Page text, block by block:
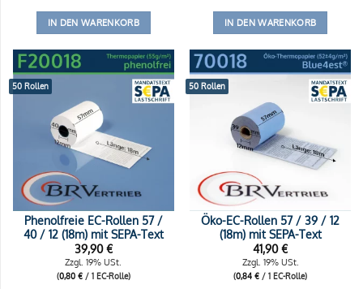
IN DEN WARENKORB IN DEN WARENKORB
50 Rollen
Phenolfreie EC-Rollen 57 /
40 / 12 (18m) mit SEPA-Text
39,90€
Zzgl. 19% USt.
(0,80 €/ 1 EC-Rolle)
50 Rollen
Öko-EC-Rollen 57 / 39 / 12
(18m) mit SEPA-Text
41,90€
Zzgl. 19% USt.
(0,84€ / 1 EC-Rolle)